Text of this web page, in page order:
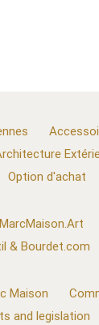
Option d'achat
MarcMaison.Art
& Bourdet.com
Maison
and legislation